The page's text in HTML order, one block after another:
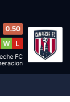
0.50
W L
FC